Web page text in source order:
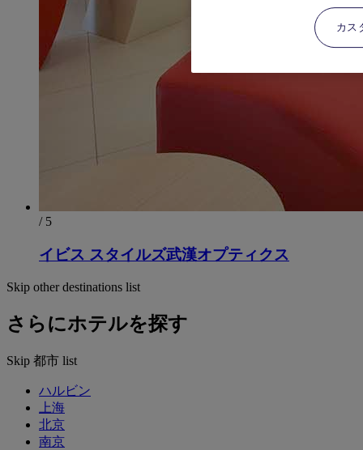
/ 5
イビス スタイルズ武漢オプティクス
Skip other destinations list
さらにホテルを探す
Skip 都市 list
ハルビン
上海
北京
南京
カス